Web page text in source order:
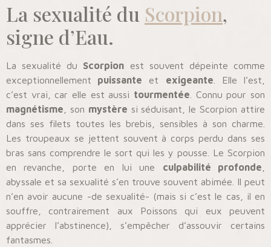
La sexualité du Scorpion,
signe d’Eau.
La sexualité du Scorpion est souvent dépeinte comme
exceptionnellement puissante et exigeante . Elle l’est,
c’est vrai, car elle est aussi tourmentée . Connu pour son
magnétisme , son mystère si séduisant, le Scorpion attire
dans ses filets toutes les brebis, sensibles à son charme.
Les troupeaux se jettent souvent à corps perdu dans ses
bras sans comprendre le sort qui les y pousse. Le Scorpion
en revanche, porte en lui une culpabilité profonde
abyssale et sa sexualité s’en trouve souvent abimée. Il peut
n’en avoir aucune -de sexualité- (mais si c’est le cas, il en
souffre, contrairement aux Poissons qui eux peuvent
apprécier l’abstinence), s’empêcher d’assouvir certains
fantasmes.